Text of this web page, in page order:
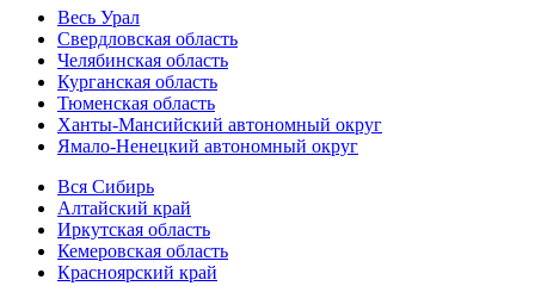
Весь Урал
Свердловская область
Челябинская область
Курганская область
Тюменская область
Ханты-Мансийский автономный округ
Ямало-Ненецкий автономный округ
Вся Сибирь
Алтайский край
Иркутская область
Кемеровская область
Красноярский край